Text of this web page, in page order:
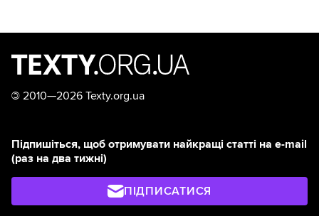
© 2010—2026 Texty.org.ua
Підпишіться, щоб отримувати найкращі статті на e-mail
(раз на два тижні)
ПІДПИСАТИСЯ